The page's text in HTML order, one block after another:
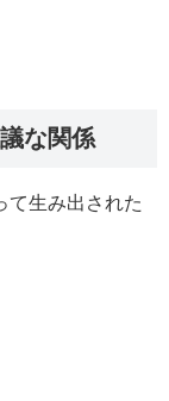
な関係
て生み出された